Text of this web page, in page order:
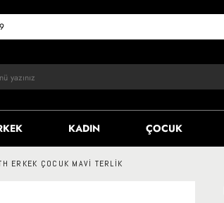
KADIN ÇOCUK
ERKEK ÇOCUK MAVI TERLIK